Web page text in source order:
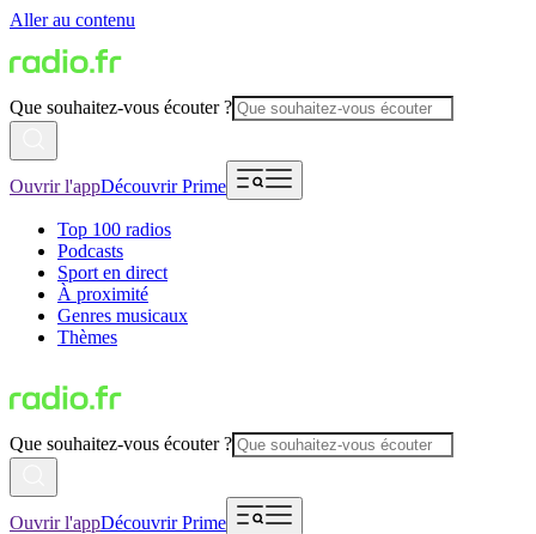
Aller au contenu
Que souhaitez-vous écouter ?
Ouvrir l'appDécouvrir Prime
Top 100 radios
Podcasts
Sport en direct
À proximité
Genres musicaux
Thèmes
Que souhaitez-vous écouter ?
Ouvrir l'appDécouvrir Prime